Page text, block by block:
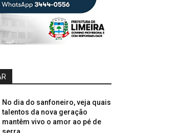
No dia do sanfoneiro, veja quais
talentos da nova geração
mantêm vivo o amor ao pé de
serra